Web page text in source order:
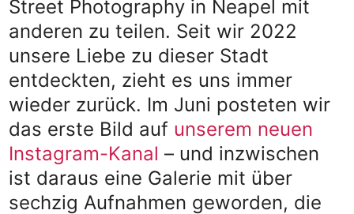
Street Photography in Neapel mit
anderen zu teilen. Seit wir 2022
unsere Liebe zu dieser Stadt
entdeckten, zieht es uns immer
wieder zurück. Im Juni posteten wir
das erste Bild auf unserem neuen
Instagram-Kanal – und inzwischen
ist daraus eine Galerie mit über
sechzig Aufnahmen geworden, die